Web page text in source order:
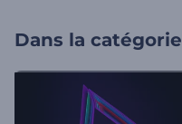
Dans la catégorie